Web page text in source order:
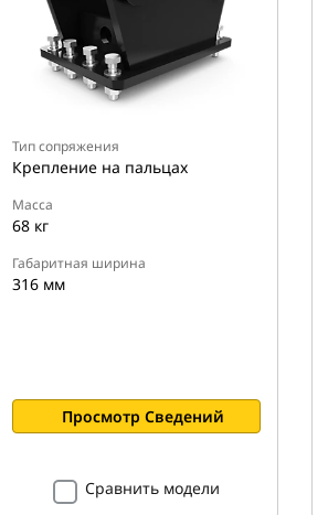
Тип сопряжения
Крепление на пальцах
Масса
68 кг
Габаритная ширина
316 мм
Просмотр Сведений
Сравнить модели